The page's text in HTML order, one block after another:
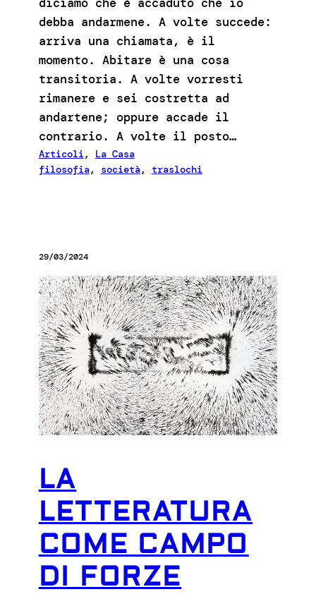
debba andarmene. A volte succede:
arriva una chiamata, è il
momento. Abitare è una cosa
transitoria. A volte vorresti
rimanere e sei costretta ad
andartene; oppure accade il
contrario. A volte il posto…
Articoli, La Casa
filosofia, società, traslochi
29/03/2024
LA
LETTERATURA
COME CAMPO
DI FORZE